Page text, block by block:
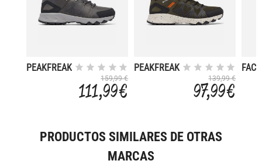
PEAKFREAK
159,99 €
111,99 €
PEAKFREAK
139,99 €
97,99 €
PRODUCTOS SIMILARES DE OTRAS
MARCAS